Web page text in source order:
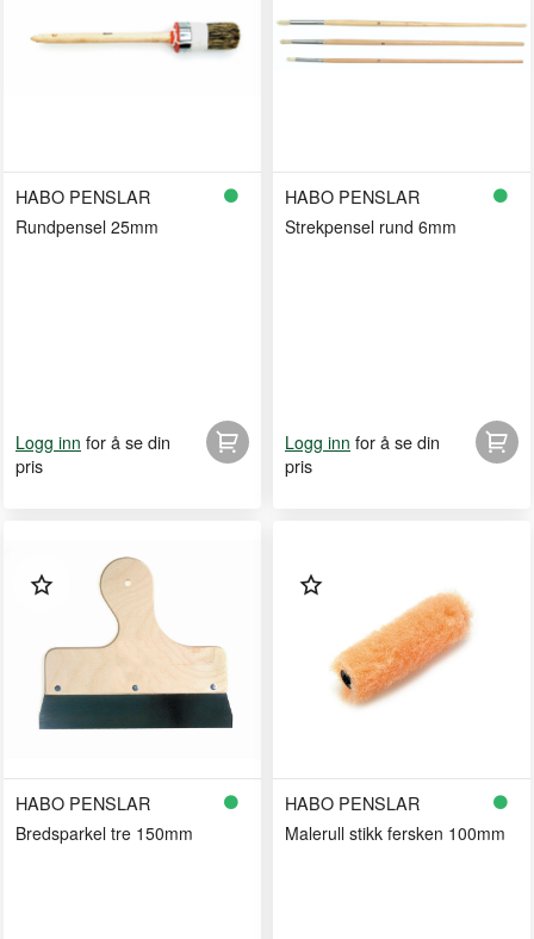
HABO PENSLAR
Rundpensel 25mm
Logg inn for å se din
pris
HABO PENSLAR
Strekpensel rund 6mm
Logg inn for å se din
pris
HABO PENSLAR
Bredsparkel tre 150mm
HABO PENSLAR
Malerull stikk fersken 100mm